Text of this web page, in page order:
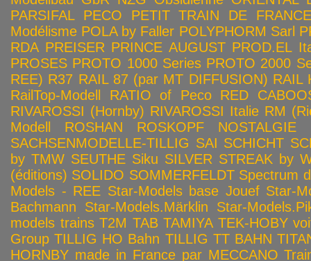
PARSIFAL
PECO
PETIT TRAIN DE FRANCE
Modélisme POLA by Faller POLYPHORM Sarl
RDA PREISER PRINCE AUGUST PROD.EL
PROSES PROTO 1000 Series PROTO 2000
REE) R37 RAIL 87 (par MT DIFFUSION) RAIL
RailTop-Modell
RATIO of Peco
RED
RIVAROSSI (Hornby) RIVAROSSI Italie RM
Modell
ROSHAN ROSKOPF NOSTALGIE
SACHSENMODELLE-TILLIG SAI SCHICHT
by TMW SEUTHE Siku SILVER STREAK by
(éditions) SOLIDO SOMMERFELDT Spectrum
Models - REE Star-Models base Jouef Star-
Bachmann
Star-Models.Märklin
Star-
models trains T2M TAB TAMIYA TEK-HOBY
Group TILLIG HO Bahn TILLIG TT BAHN
HORNBY made in France par MECCANO